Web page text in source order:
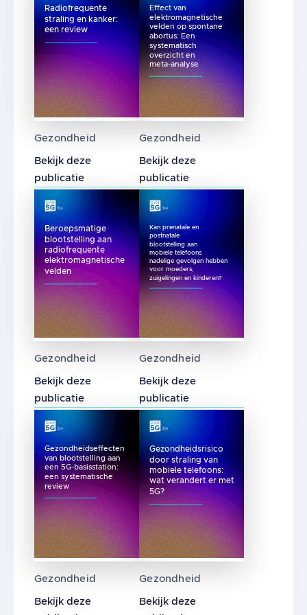
Radiofrequente
straling en kanker:
een review
Gezondheid
Bekijk deze
publicatie
Effect van
elektromagnetische
velden op spontane
abortus: Een
systematisch
overzicht en
meta-analyse
Gezondheid
Bekijk deze
publicatie
Beroepsmatige
blootstelling aan
radiofrequente
elektromagnetische
velden
Gezondheid
Bekijk deze
publicatie
Kan prenatale en
postnatale
blootstelling aan
mobiele telefoons
nadelige gevolgen hebben
voor moeders,
zuigelingen en kinderen?
Gezondheid
Bekijk deze
publicatie
Gezondheidseffecten
van blootstelling aan
een 5G-basisstation:
een systematische
review
Gezondheid
Bekijk deze
Gezondheidsrisico
door straling van
mobiele telefoons:
wat verandert er met
5G?
Gezondheid
Bekijk deze